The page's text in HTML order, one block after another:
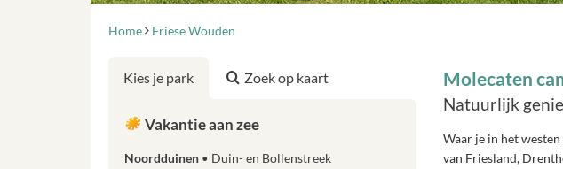
Home Friese Wouden
Molecaten
Natuurlijk
Waar je in het
van Friesland,
Kies je park Zoek op kaart
Vakantie aan zee
Noordduinen
Duin- en Bollenstreek